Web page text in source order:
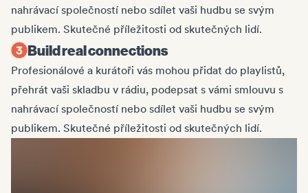
nahrávací společností nebo sdílet vaši hudbu se svým
publikem. Skutečné příležitosti od skutečných lidí.
Build real connections
Profesionálové a kurátoři vás mohou přidat do playlistů,
přehrát vaši skladbu v rádiu, podepsat s vámi smlouvu s
nahrávací společností nebo sdílet vaši hudbu se svým
publikem. Skutečné příležitosti od skutečných lidí.